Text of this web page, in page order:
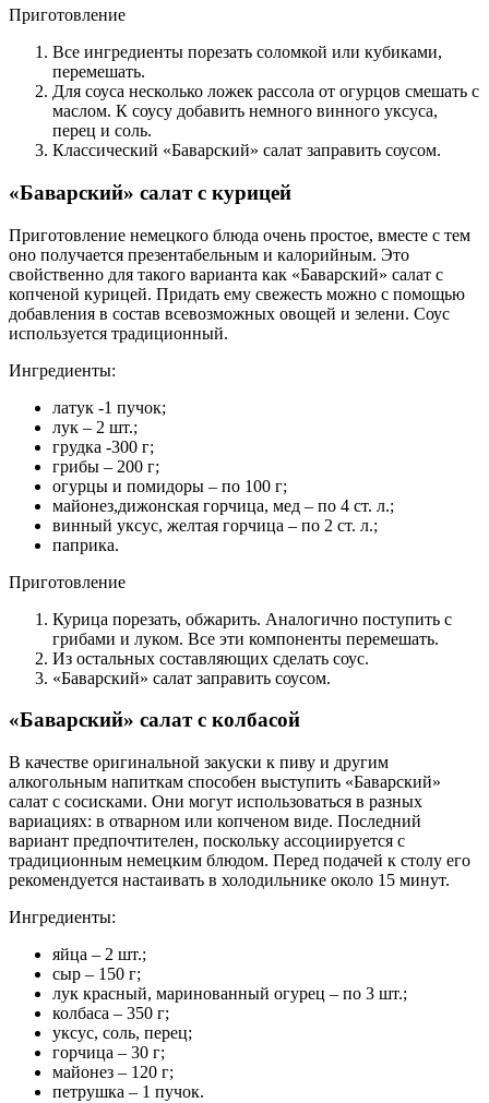
Приготовление
Все ингредиенты порезать соломкой или кубиками,
перемешать.
Для соуса несколько ложек рассола от огурцов смешать с
маслом. К соусу добавить немного винного уксуса,
перец и соль.
Классический «Баварский» салат заправить соусом.
«Баварский» салат с курицей
Приготовление немецкого блюда очень простое, вместе с тем
оно получается презентабельным и калорийным. Это
свойственно для такого варианта как «Баварский» салат с
копченой курицей. Придать ему свежесть можно с помощью
добавления в состав всевозможных овощей и зелени. Соус
используется традиционный.
Ингредиенты:
латук -1 пучок;
лук – 2 шт.;
грудка -300 г;
грибы – 200 г;
огурцы и помидоры – по 100 г;
майонез,дижонская горчица, мед – по 4 ст. л.;
винный уксус, желтая горчица – по 2 ст. л.;
паприка.
Приготовление
Курица порезать, обжарить. Аналогично поступить с
грибами и луком. Все эти компоненты перемешать.
Из остальных составляющих сделать соус.
«Баварский» салат заправить соусом.
«Баварский» салат с колбасой
В качестве оригинальной закуски к пиву и другим
алкогольным напиткам способен выступить «Баварский»
салат с сосисками. Они могут использоваться в разных
вариациях: в отварном или копченом виде. Последний
вариант предпочтителен, поскольку ассоциируется с
традиционным немецким блюдом. Перед подачей к столу его
рекомендуется настаивать в холодильнике около 15 минут.
Ингредиенты:
яйца – 2 шт.;
сыр – 150 г;
лук красный, маринованный огурец – по 3 шт.;
колбаса – 350 г;
уксус, соль, перец;
горчица – 30 г;
майонез – 120 г;
петрушка – 1 пучок.